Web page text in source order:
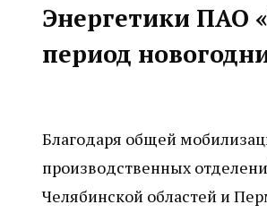
Энергетики ПАО
период
Благодаря общей
производственных
Челябинской областей и